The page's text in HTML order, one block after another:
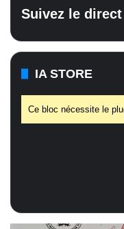
Suivez le
IA STORE
Ce bloc nécessite le